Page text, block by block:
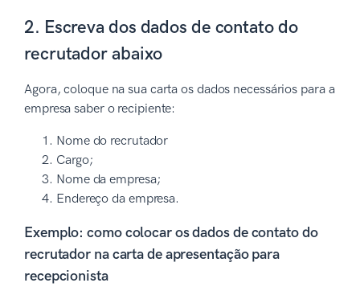
2. Escreva dos dados de contato do
recrutador abaixo
Agora, coloque na sua carta os dados necessários para a
empresa saber o recipiente:
Nome do recrutador
Cargo;
Nome da empresa;
Endereço da empresa.
Exemplo: como colocar os dados de contato do
recrutador na carta de apresentação para
recepcionista